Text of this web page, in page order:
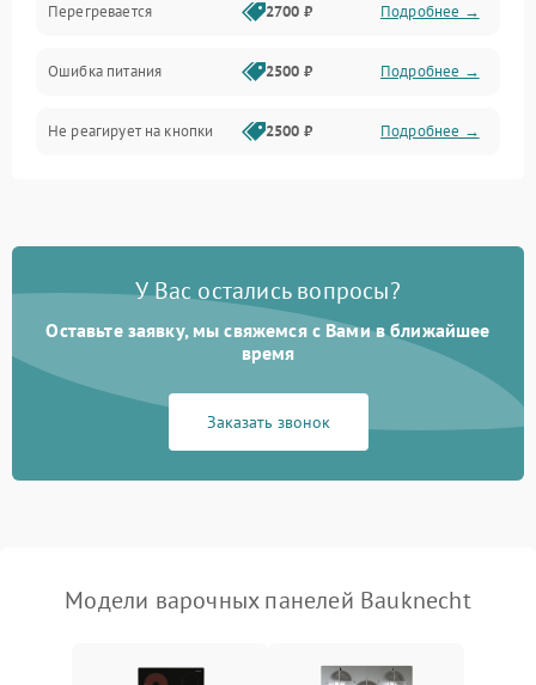
Перегревается 2700 ₽ Подробнее →
Ошибка питания 2500 ₽ Подробнее →
Не реагирует на кнопки 2500 ₽ Подробнее →
У Вас остались вопросы?
Оставьте заявку, мы свяжемся с Вами в ближайшее
время
Заказать звонок
Модели варочных панелей Bauknecht